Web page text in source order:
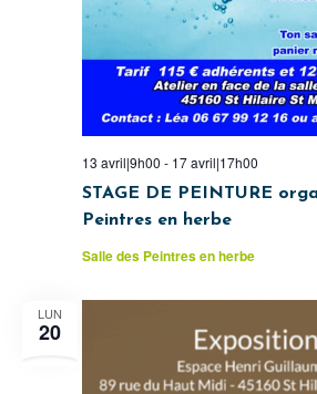
STAGE DE PEINTURE
Peintres en herbe
13 avril|9h00 - 17 avril|17h00
Salle des Peintres en herbe
LUN
20